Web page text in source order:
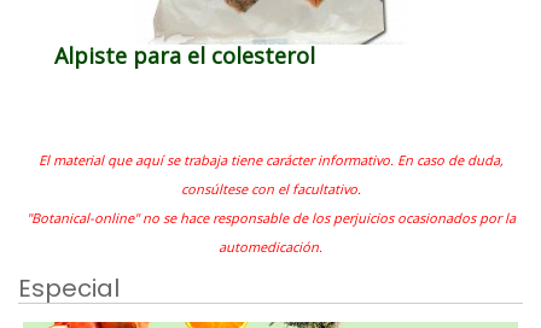
Alpiste para el colesterol
El material que aquí se trabaja tiene carácter informativo. En caso de duda,
consúltese con el facultativo.
"Botanical-online" no se hace responsable de los perjuicios ocasionados por la
automedicación.
Especial